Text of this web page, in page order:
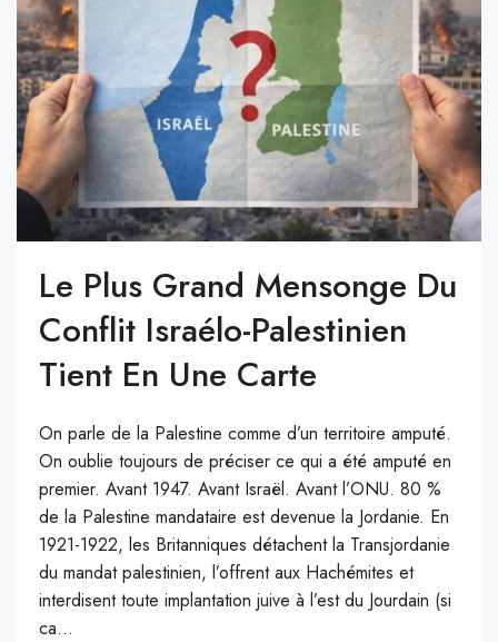
Le Plus Grand Mensonge Du
Conflit Israélo-Palestinien
Tient En Une Carte
On parle de la Palestine comme d’un territoire amputé.
On oublie toujours de préciser ce qui a été amputé en
premier. Avant 1947. Avant Israël. Avant l’ONU. 80 %
de la Palestine mandataire est devenue la Jordanie. En
1921-1922, les Britanniques détachent la Transjordanie
du mandat palestinien, l’offrent aux Hachémites et
interdisent toute implantation juive à l’est du Jourdain (si
ca...